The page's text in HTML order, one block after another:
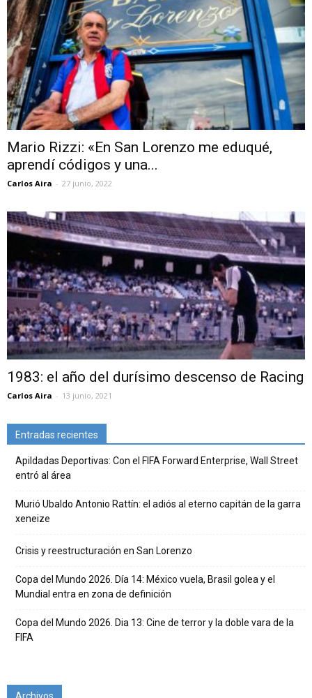
Mario Rizzi: «En San Lorenzo me eduqué,
aprendí códigos y una...
Carlos Aira - 27 junio, 2022
1983: el año del durísimo descenso de Racing
Carlos Aira - 13 junio, 2021
Entradas recientes
Apildadas Deportivas: Con el FIFA Forward Enterprise, Wall Street
entró al área
Murió Ubaldo Antonio Rattín: el adiós al eterno capitán de la garra
xeneize
Crisis y reestructuración en San Lorenzo
Copa del Mundo 2026. Día 14: México vuela, Brasil golea y el
Mundial entra en zona de definición
Copa del Mundo 2026. Dia 13: Cine de terror y la doble vara de la
FIFA
Archivos